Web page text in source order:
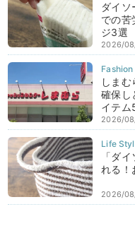
ダイソ
での苦
ジ3選
2026/
しま
確保し
イテム
2026/
「ダ
れる！
2026/